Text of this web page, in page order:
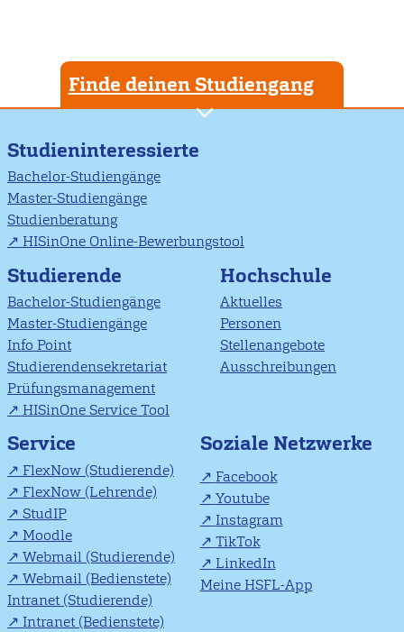
Finde deinen Studiengang
Studieninteressierte
Bachelor-Studiengänge
Master-Studiengänge
Studienberatung
HISinOne Online-Bewerbungstool
Studierende
Bachelor-Studiengänge
Master-Studiengänge
Info Point
Studierendensekretariat
Prüfungsmanagement
HISinOne Service Tool
Hochschule
Aktuelles
Personen
Stellenangebote
Ausschreibungen
Service
FlexNow (Studierende)
FlexNow (Lehrende)
StudIP
Moodle
Webmail (Studierende)
Webmail (Bedienstete)
Intranet (Studierende)
Intranet (Bedienstete)
Soziale Netzwerke
Facebook
Youtube
Instagram
TikTok
LinkedIn
Meine HSFL-App